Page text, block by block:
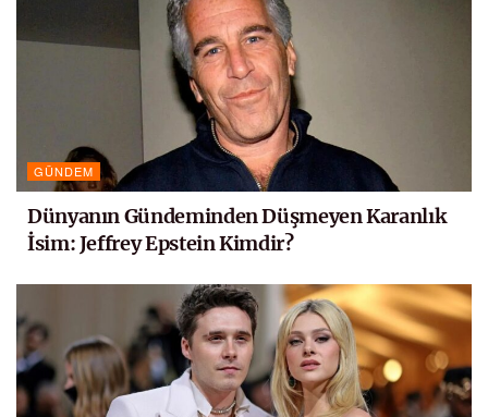
GÜNDEM
Dünyanın Gündeminden Düşmeyen Karanlık
İsim: Jeffrey Epstein Kimdir?